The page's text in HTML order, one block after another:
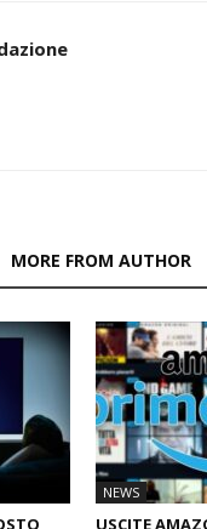
MORE FROM AUTHOR
NEWS
USCITE